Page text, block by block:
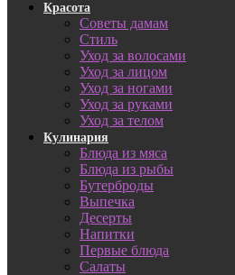
Красота
Советы дамам
Стиль
Уход за волосами
Уход за лицом
Уход за ногами
Уход за руками
Уход за телом
Кулинария
Блюда из мяса
Блюда из рыбы
Бутерброды
Выпечка
Десерты
Напитки
Первые блюда
Салаты